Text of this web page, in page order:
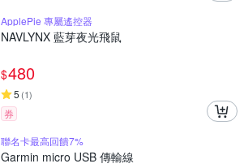
ApplePie 專屬遙控器
NAVLYNX 藍芽夜光飛鼠
$480
5 (1)
券
聯名卡最高回饋7%
Garmin micro USB 傳輸線